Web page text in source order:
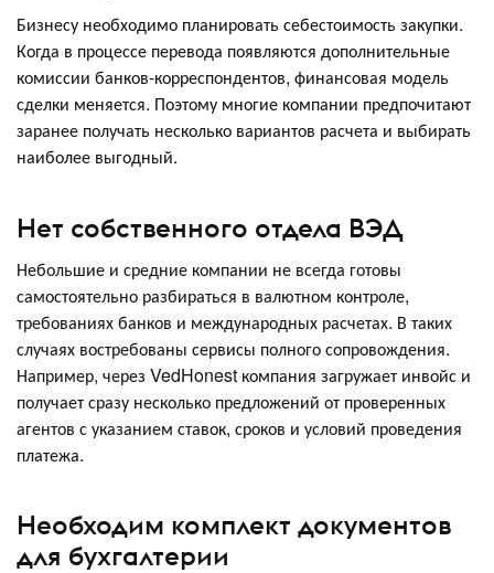
Бизнесу необходимо планировать себестоимость закупки.
Когда в процессе перевода появляются дополнительные
комиссии банков-корреспондентов, финансовая модель
сделки меняется. Поэтому многие компании предпочитают
заранее получать несколько вариантов расчета и выбирать
наиболее выгодный.
Нет собственного отдела ВЭД
Небольшие и средние компании не всегда готовы
самостоятельно разбираться в валютном контроле,
требованиях банков и международных расчетах. В таких
случаях востребованы сервисы полного сопровождения.
Например, через VedHonest компания загружает инвойс и
получает сразу несколько предложений от проверенных
агентов с указанием ставок, сроков и условий проведения
платежа.
Необходим комплект документов
для бухгалтерии